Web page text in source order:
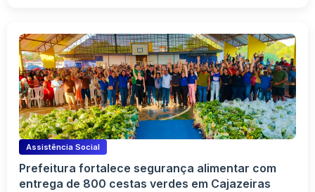
Assistência Social
Prefeitura fortalece segurança alimentar com
entrega de 800 cestas verdes em Cajazeiras